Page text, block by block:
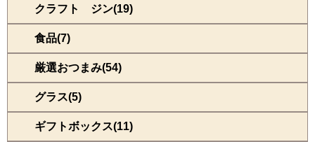
クラフト ジン(19)
食品(7)
厳選おつまみ(54)
グラス(5)
ギフトボックス(11)